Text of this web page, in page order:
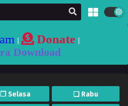
| Donate|
Download
❐ Selasa ❏ Rabu